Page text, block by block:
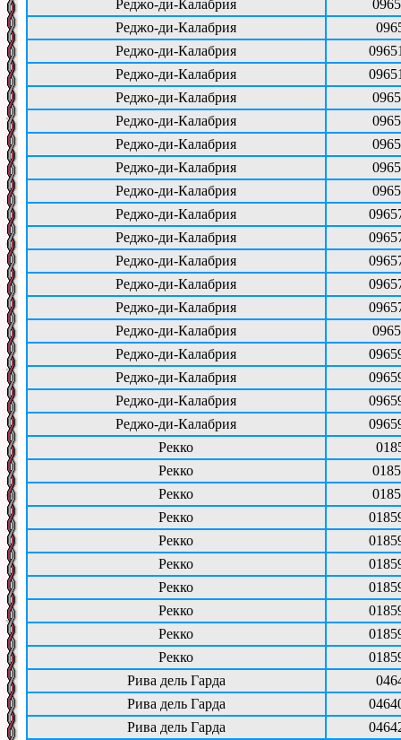
Реджо-ди-Калабрия
Реджо-ди-Калабрия
Реджо-ди-Калабрия
Реджо-ди-Калабрия
Реджо-ди-Калабрия
Реджо-ди-Калабрия
Реджо-ди-Калабрия
Реджо-ди-Калабрия
Реджо-ди-Калабрия
Реджо-ди-Калабрия
Реджо-ди-Калабрия
Реджо-ди-Калабрия
Реджо-ди-Калабрия
Реджо-ди-Калабрия
Реджо-ди-Калабрия
Реджо-ди-Калабрия
Реджо-ди-Калабрия
Реджо-ди-Калабрия
Реджо-ди-Калабрия
Рекко
Рекко
Рекко
Рекко
Рекко
Рекко
Рекко
Рекко
Рекко
Рекко
Рива дель Гарда
Рива дель Гарда
Рива дель Гарда